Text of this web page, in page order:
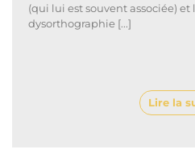
(qui lui est souvent associée) et
dysorthographie [...]
Lire la